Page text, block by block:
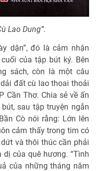
Lao Dung”.
dặn”, đó là cảm nhận
của tập bút ký. Bên
sách, còn là một câu
đất cù lao thoai thoải
Cần Thơ. Chia sẻ về ấn
sau tập truyện ngắn
Cò nói rằng: Lớn lên
cảm thấy trong tim có
và thôi thúc cần phải
của quê hương. “Tình
của những tháng năm